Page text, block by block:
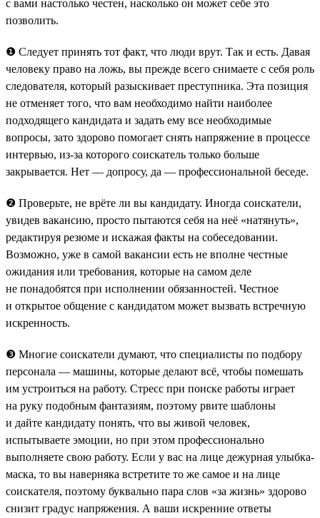
с вами настолько честен, насколько он может себе это
позволить.
❶ Следует принять тот факт, что люди врут. Так и есть. Давая
человеку право на ложь, вы прежде всего снимаете с себя роль
следователя, который разыскивает преступника. Эта позиция
не отменяет того, что вам необходимо найти наиболее
подходящего кандидата и задать ему все необходимые
вопросы, зато здорово помогает снять напряжение в процессе
интервью, из-за которого соискатель только больше
закрывается. Нет — допросу, да — профессиональной беседе.
❷ Проверьте, не врёте ли вы кандидату. Иногда соискатели,
увидев вакансию, просто пытаются себя на неё «натянуть»,
редактируя резюме и искажая факты на собеседовании.
Возможно, уже в самой вакансии есть не вполне честные
ожидания или требования, которые на самом деле
не понадобятся при исполнении обязанностей. Честное
и открытое общение с кандидатом может вызвать встречную
искренность.
❸ Многие соискатели думают, что специалисты по подбору
персонала — машины, которые делают всё, чтобы помешать
им устроиться на работу. Стресс при поиске работы играет
на руку подобным фантазиям, поэтому рвите шаблоны
и дайте кандидату понять, что вы живой человек,
испытываете эмоции, но при этом профессионально
выполняете свою работу. Если у вас на лице дежурная улыбка-
маска, то вы наверняка встретите то же самое и на лице
соискателя, поэтому буквально пара слов «за жизнь» здорово
снизит градус напряжения. А ваши искренние ответы